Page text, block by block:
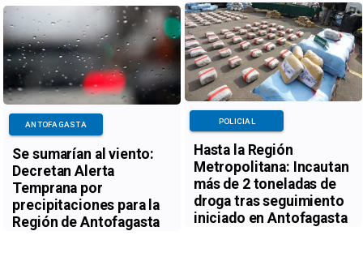
Se sumarían al viento:
Decretan Alerta
Temprana por
precipitaciones para la
Región de Antofagasta
ANTOFAGASTA
Hasta la Región
Metropolitana: Incautan
más de 2 toneladas de
droga tras seguimiento
iniciado en Antofagasta
POLICIAL